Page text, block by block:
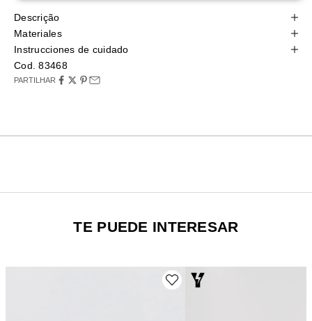
Descrição
Materiales
Instrucciones de cuidado
Cod. 83468
PARTILHAR
TE PUEDE INTERESAR